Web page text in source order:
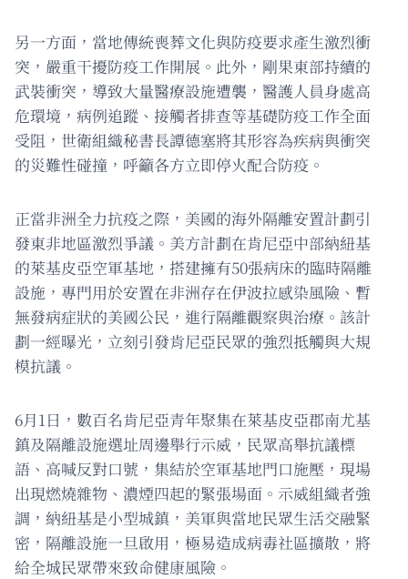
另一方面，當地傳統喪葬文化與防疫要求產生激烈衝
突，嚴重干擾防疫工作開展。此外，剛果東部持續的
武裝衝突，導致大量醫療設施遭襲，醫護人員身處高
危環境，病例追蹤、接觸者排查等基礎防疫工作全面
受阻，世衛組織秘書長譚德塞將其形容為疾病與衝突
的災難性碰撞，呼籲各方立即停火配合防疫。
正當非洲全力抗疫之際，美國的海外隔離安置計劃引
發東非地區激烈爭議。美方計劃在肯尼亞中部納紐基
的萊基皮亞空軍基地，搭建擁有50張病床的臨時隔離
設施，專門用於安置在非洲存在伊波拉感染風險、暫
無發病症狀的美國公民，進行隔離觀察與治療。該計
劃一經曝光，立刻引發肯尼亞民眾的強烈抵觸與大規
模抗議。
6月1日，數百名肯尼亞青年聚集在萊基皮亞郡南尤基
鎮及隔離設施選址周邊舉行示威，民眾高舉抗議標
語、高喊反對口號，集結於空軍基地門口施壓，現場
出現燃燒雜物、濃煙四起的緊張場面。示威組織者強
調，納紐基是小型城鎮，美軍與當地民眾生活交融緊
密，隔離設施一旦啟用，極易造成病毒社區擴散，將
給全城民眾帶來致命健康風險。